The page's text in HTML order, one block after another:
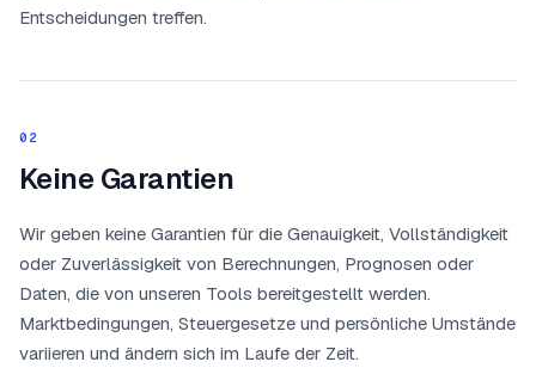
Entscheidungen treffen.
02
Keine Garantien
Wir geben keine Garantien für die Genauigkeit, Vollständigkeit
oder Zuverlässigkeit von Berechnungen, Prognosen oder
Daten, die von unseren Tools bereitgestellt werden.
Marktbedingungen, Steuergesetze und persönliche Umstände
variieren und ändern sich im Laufe der Zeit.